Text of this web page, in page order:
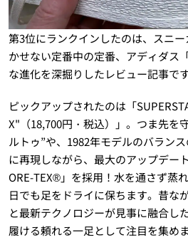
第3位にランクインしたのは、スニ
かせない定番中の定番、アディダス
な進化を深掘りしたレビュー記事です
ピックアップされたのは「
X"（18,700円・税込）」。つま先を
ルトゥ”や、1982年モデルのバラン
に再現しながら、最大のアップデー
ORE-TEX®」を採用！水を通さず蒸
日でも足をドライに保ちます。昔な
と最新テクノロジーが見事に融合し
履ける頼れる一足として注目を集めま